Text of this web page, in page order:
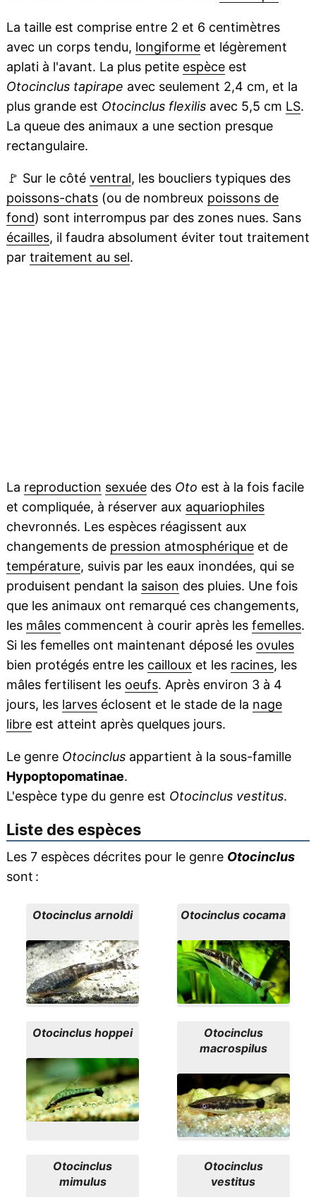
La taille est comprise entre 2 et 6 centimètres
avec un corps tendu, longiformeet légèrement
aplati à l'avant. La plus petite espèceest
Otocinclus tapirape avec seulement 2,4 cm, et la
plus grande est Otocinclus flexilisavec 5,5 cm LS.
La queue des animaux a une section presque
rectangulaire.
🚩 Sur le côté ventral, les boucliers typiques des
poissons-chats(ou de nombreux poissons de
fond) sont interrompus par des zones nues. Sans
écailles, il faudra absolument éviter tout traitement
par traitement au sel.
La reproduction sexuéedes Oto est à la fois facile
et compliquée, à réserver aux aquariophiles
chevronnés. Les espèces réagissent aux
changements de pression atmosphériqueet de
température, suivis par les eaux inondées, qui se
produisent pendant la saison des pluies. Une fois
que les animaux ont remarqué ces changements,
les mâlescommencent à courir après les femelles.
Si les femelles ont maintenant déposé les ovules
bien protégés entre les cailloux et les racines, les
mâles fertilisent les oeufs. Après environ 3 à 4
jours, les larveséclosent et le stade de la nage
libreest atteint après quelques jours.
Le genre Otocinclusappartient à la sous-famille
Hypoptopomatinae.
L'espèce type du genre est Otocinclus vestitus.
Liste des espèces
Les 7 espèces décrites pour le genre Otocinclus
sont :
Otocinclus arnoldi Otocinclus cocama
Otocinclus hoppei
Otocinclus
macrospilus
Otocinclus
mimulus
Otocinclus
vestitus